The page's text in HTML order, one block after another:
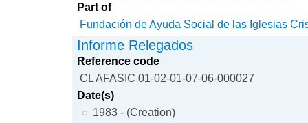
Part of
Fundación de Ayuda Social de las Iglesias
Informe Relegados
Reference code
CL AFASIC 01-02-01-07-06-000027
Date(s)
1983 - (Creation)